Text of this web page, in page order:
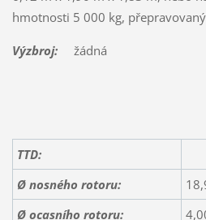
hmotnosti 5 000 kg,
Výzbroj:žádná
TTD:
Ø nosného rotoru:
Ø ocasního rotoru: